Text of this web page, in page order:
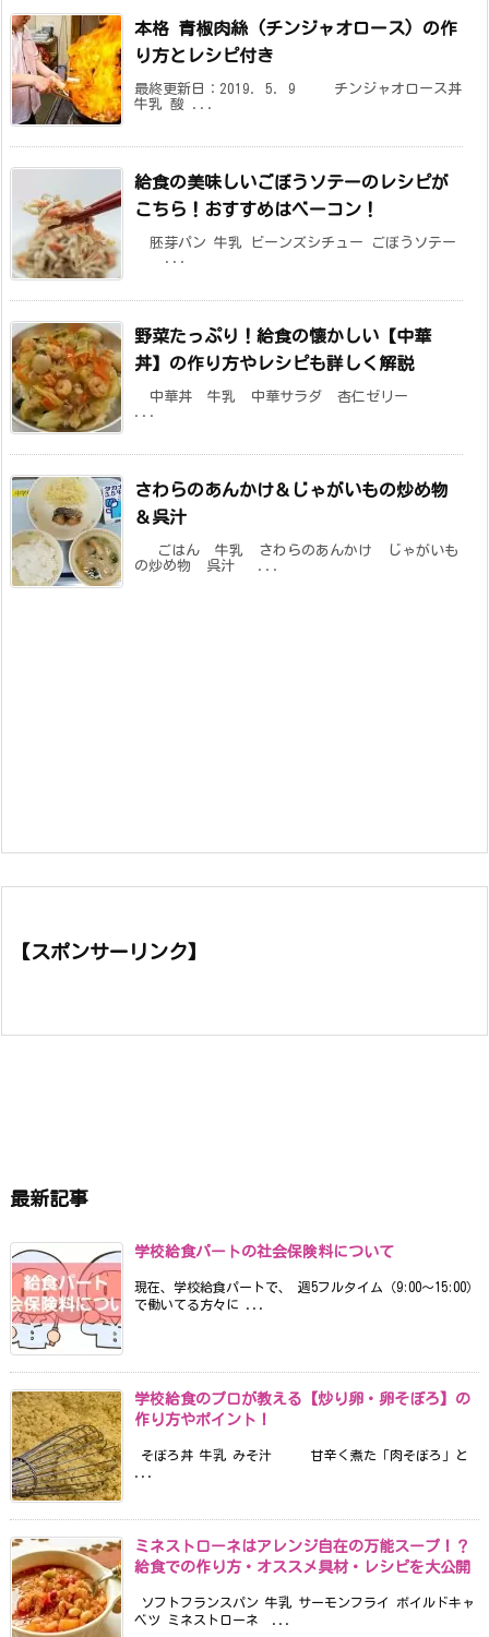
本格 青椒肉絲 (チンジャオロース) の作
り方とレシピ付き
最終更新日：2019. 5. 9 チンジャオロース丼
牛乳 酸 ...
給食の美味しいごぼうソテーのレシピが
こちら！おすすめはベーコン！
胚芽パン 牛乳 ビーンズシチュー ごぼうソテー
...
野菜たっぷり！給食の懐かしい【中華
丼】の作り方やレシピも詳しく解説
中華丼 牛乳 中華サラダ 杏仁ゼリー
...
さわらのあんかけ＆じゃがいもの炒め物
＆呉汁
ごはん 牛乳 さわらのあんかけ じゃがいも
の炒め物 呉汁 ...
【スポンサーリンク】
最新記事
学校給食パートの社会保険料について
現在、学校給食パートで、 週5フルタイム（9:00〜15:00）
で働いてる方々に ...
学校給食のプロが教える【炒り卵・卵そぼろ】の
作り方やポイント！
そぼろ丼 牛乳 みそ汁 甘辛く煮た「肉そぼろ」と
ミネストローネはアレンジ自在の万能スープ！？
給食での作り方・オススメ具材・レシピを大公開
ソフトフランスパン 牛乳 サーモンフライ ボイルドキャ
ベツ ミネストローネ ...